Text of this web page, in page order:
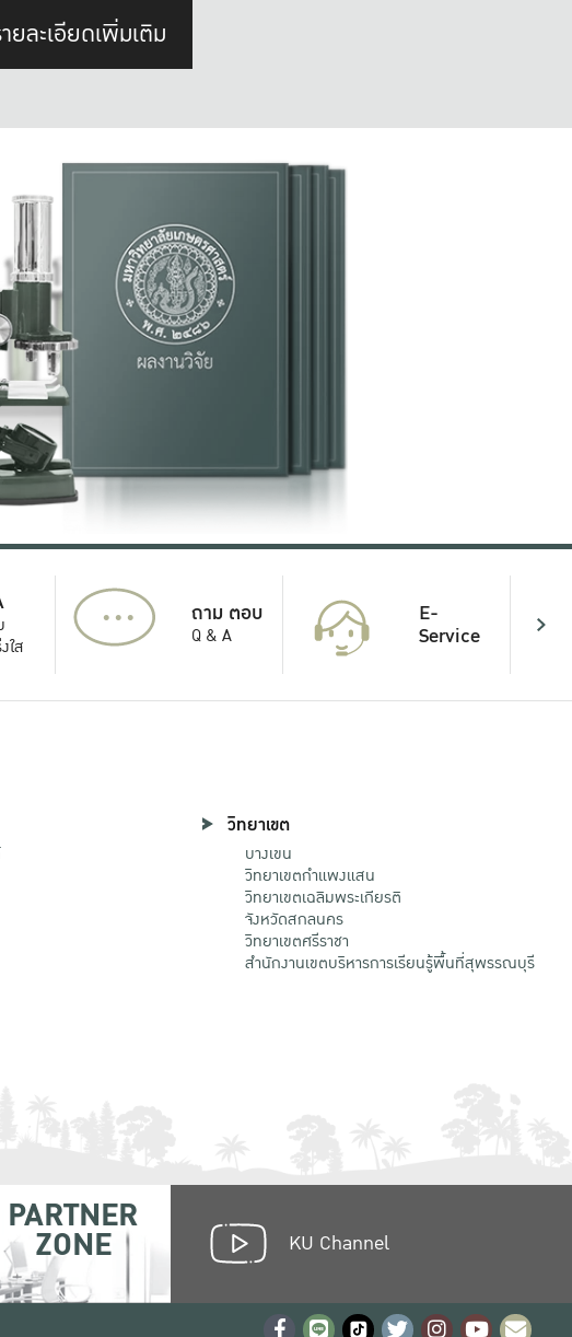
ยละเอียดเพิ่มเติม
ใส
... ถาม ตอบ
Q & A
E-
Service
วิทยาเขต
บางเขน
วิทยาเขตกําแพงแสน
วิทยาเขตเฉลิมพระเกียรติ
จังหวัดสกลนคร
วิทยาเขตศรีราชา
สำนักงานเขตบริหารการเรียนรู้พื้นที่สุพรรณบุรี
PARTNER
ZONE KU Channel